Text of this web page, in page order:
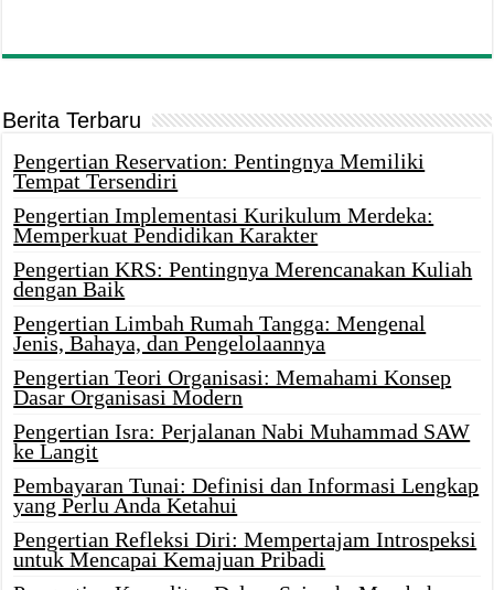
Berita Terbaru
Pengertian Reservation: Pentingnya Memiliki
Tempat Tersendiri
Pengertian Implementasi Kurikulum Merdeka:
Memperkuat Pendidikan Karakter
Pengertian KRS: Pentingnya Merencanakan Kuliah
dengan Baik
Pengertian Limbah Rumah Tangga: Mengenal
Jenis, Bahaya, dan Pengelolaannya
Pengertian Teori Organisasi: Memahami Konsep
Dasar Organisasi Modern
Pengertian Isra: Perjalanan Nabi Muhammad SAW
ke Langit
Pembayaran Tunai: Definisi dan Informasi Lengkap
yang Perlu Anda Ketahui
Pengertian Refleksi Diri: Mempertajam Introspeksi
untuk Mencapai Kemajuan Pribadi